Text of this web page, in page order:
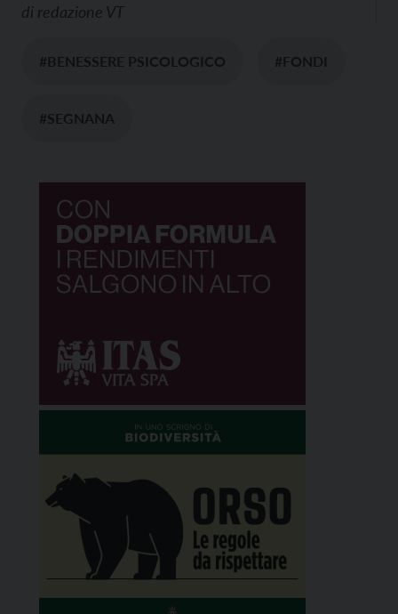
di redazione VT
#BENESSERE PSICOLOGICO #FONDI
#SEGNANA